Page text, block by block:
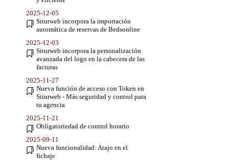
2025-12-05
Siturweb incorpora la importación
automática de reservas de Bedsonline
2025-12-03
Siturweb incorpora la personalización
avanzada del logo en la cabecera de las
facturas
2025-11-27
Nueva función de acceso con Token en
Siturweb - Más seguridad y control para
tu agencia
2025-11-21
Obligatoriedad de control horario
2025-09-11
Nueva funcionalidad: Atajo en el
fichaje